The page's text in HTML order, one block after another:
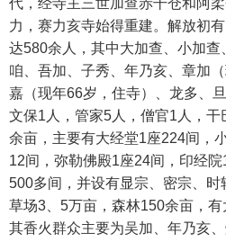
代，经寺主三世加查赤干仓和阿
力，赛力亥寺始得重建。解放初
达580余人，其中大加查、小加
咱、吾加、子秀、年乃亥、章加
嘉（现年66岁，住寺）、龙多、
文保1人，管家5人，僧官1人，
余亩，主要有大经堂1座224间，
12间，弥勒佛殿1座24间，印经
500多间，并设有显宗、密宗、
草场3、5万亩，森林150余亩，有
其香火群众主要为吴加、年乃亥